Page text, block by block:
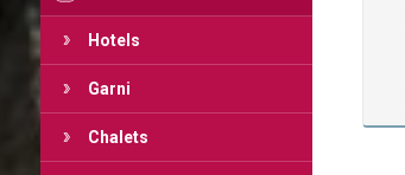
Hotels
Garni
Chalets